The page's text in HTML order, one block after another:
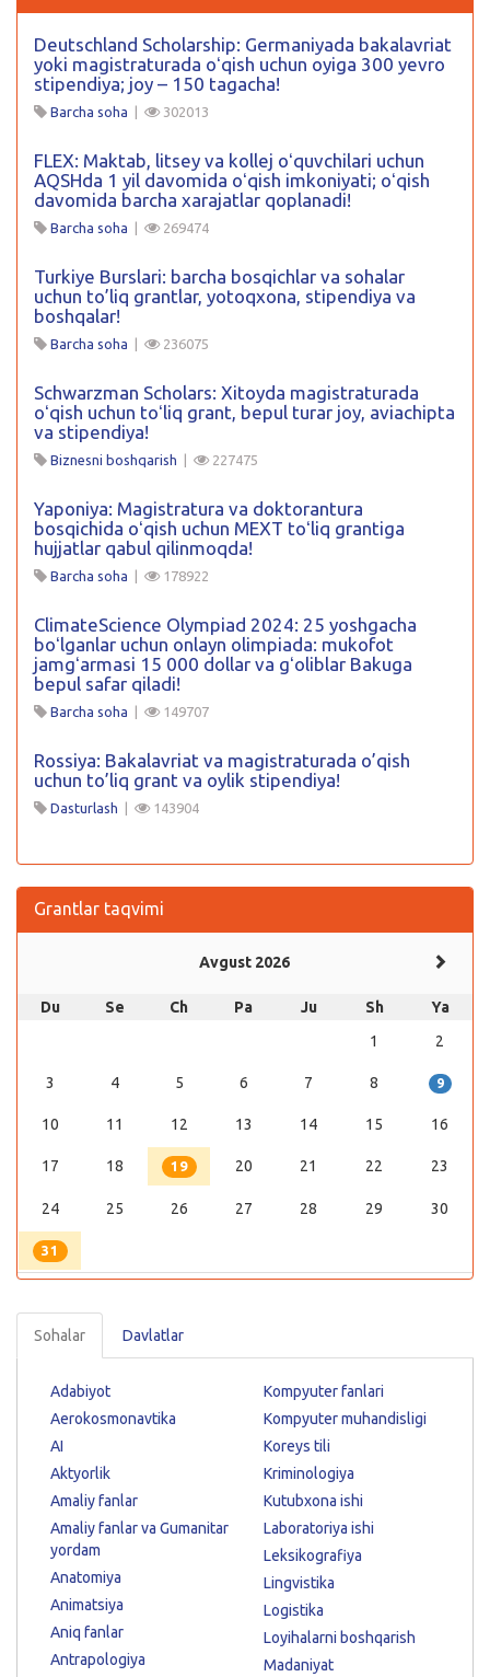
Deutschland Scholarship: Germaniyada bakalavriat
yoki magistraturada oʻqish uchun oyiga 300 yevro
stipendiya; joy – 150 tagacha!
Barcha soha | 302013
FLEX: Maktab, litsey va kollej oʻquvchilari uchun
AQSHda 1 yil davomida oʻqish imkoniyati; oʻqish
davomida barcha xarajatlar qoplanadi!
Barcha soha | 269474
Turkiye Burslari: barcha bosqichlar va sohalar
uchun to’liq grantlar, yotoqxona, stipendiya va
boshqalar!
Barcha soha | 236075
Schwarzman Scholars: Xitoyda magistraturada
oʻqish uchun toʻliq grant, bepul turar joy, aviachipta
va stipendiya!
Biznesni boshqarish | 227475
Yaponiya: Magistratura va doktorantura
bosqichida oʻqish uchun MEXT toʻliq grantiga
hujjatlar qabul qilinmoqda!
Barcha soha | 178922
ClimateScience Olympiad 2024: 25 yoshgacha
boʻlganlar uchun onlayn olimpiada: mukofot
jamgʻarmasi 15 000 dollar va gʻoliblar Bakuga
bepul safar qiladi!
Barcha soha | 149707
Rossiya: Bakalavriat va magistraturada o’qish
uchun to’liq grant va oylik stipendiya!
Dasturlash | 143904
Grantlar taqvimi
Avgust 2026
Du Se Ch Pa Ju Sh
Ya
1
2
3 4 5 6 7 8 9
10 11 12 13 14 15 16
17 18 19 20 21 22 23
24 25 26 27 28 29 30
31
Sohalar Davlatlar
Adabiyot
Aerokosmonavtika
AI
Aktyorlik
Amaliy fanlar
Amaliy fanlar va Gumanitar
yordam
Anatomiya
Animatsiya
Aniq fanlar
Antrapologiya
Kompyuter fanlari
Kompyuter muhandisligi
Koreys tili
Kriminologiya
Kutubxona ishi
Laboratoriya ishi
Leksikografiya
Lingvistika
Logistika
Loyihalarni boshqarish
Madaniyat